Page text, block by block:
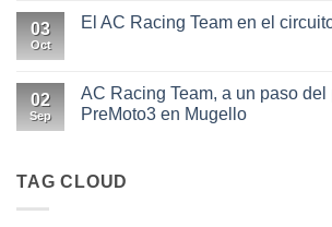
en
las
en
Elegir
para
tu
coche
03
Oct
El AC Racing Team en el
en
El
AC
circuito
02
Sep
AC Racing Team, a un paso
PreMoto3 en Mugello
en
AC
TAG CLOUD